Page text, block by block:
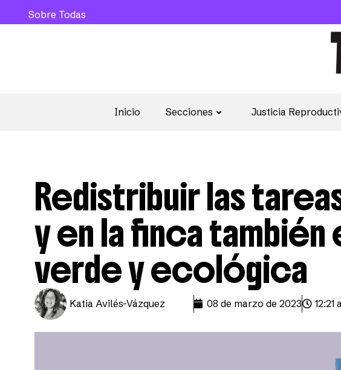
Inicio Secciones Justicia
Sobre Todas
Redistribuir las
y en la finca
verde y ecológica
Katia Avilés-Vázquez 08 de marzo de 2023 12:21